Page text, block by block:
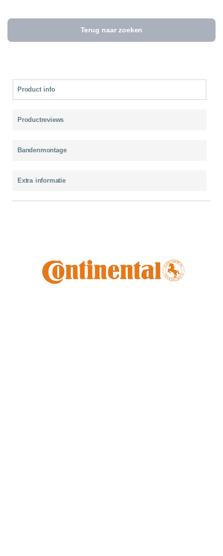
Terug naar zoeken
Product info
Productreviews
Bandenmontage
Extra informatie